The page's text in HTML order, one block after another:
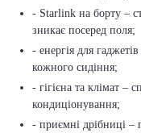
- Starlink на борту –
зникає посеред поля;
- енергія для
кожного сидіння;
- гігієна та клімат –
кондиціонування;
- приємні дрібниці –